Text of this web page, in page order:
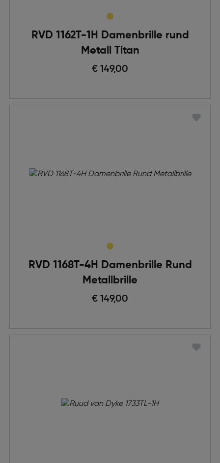
RVD 1162T-1H Damenbrille rund
Metall Titan
€ 149,00
RVD 1168T-4H Damenbrille Rund
Metallbrille
€ 149,00